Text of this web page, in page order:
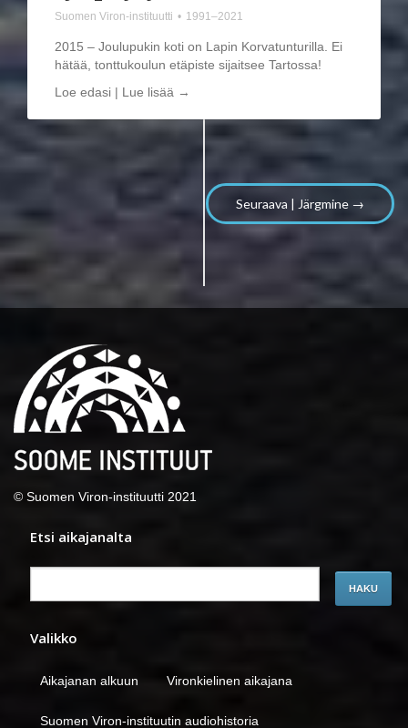
Suomen Viron-instituutti • 1991–2021
2015 – Joulupukin koti on Lapin Korvatunturilla. Ei
hätää, tonttukoulun etäpiste sijaitsee Tartossa!
Loe edasi | Lue lisää →
Seuraava | Järgmine →
© Suomen Viron-instituutti 2021
Etsi aikajanalta
Valikko
Aikajanan alkuun Vironkielinen aikajana
Suomen Viron-instituutin audiohistoria